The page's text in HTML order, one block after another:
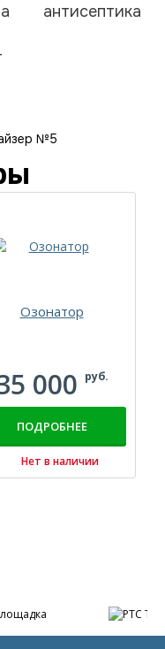
антисептика
Озонатор
000 руб.
ПОДРОБНЕЕ
Нет в наличии